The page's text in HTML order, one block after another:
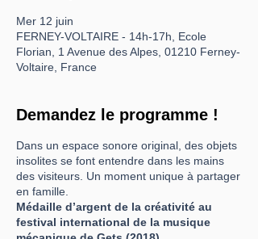
Mer 12 juin
FERNEY-VOLTAIRE - 14h-17h, Ecole
Florian, 1 Avenue des Alpes, 01210 Ferney-
Voltaire, France
Demandez le programme !
Dans un espace sonore original, des objets
insolites se font entendre dans les mains
des visiteurs. Un moment unique à partager
en famille.
Médaille d’argent de la créativité au
festival international de la musique